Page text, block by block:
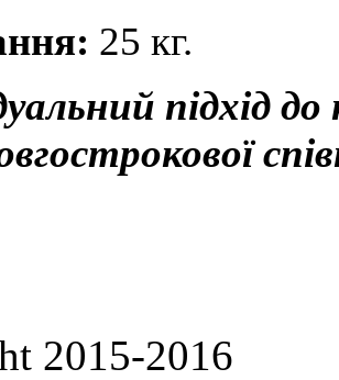
25 кг.
підхід
2015-2016